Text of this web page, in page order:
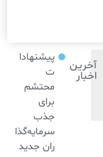
آخرین
اخبار
پیشنهادا
ت
محتشم
برای
جذب
سرمایه‌گذا
ران جدید